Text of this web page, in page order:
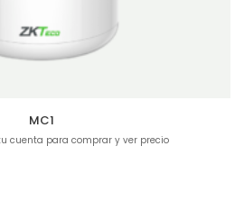
MC1
cuenta para comprar y ver precio